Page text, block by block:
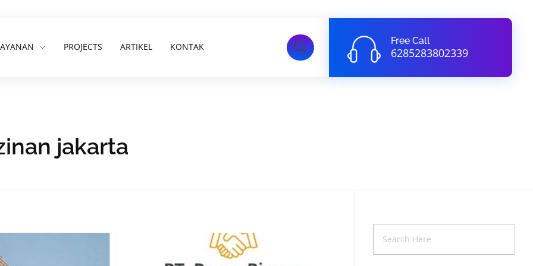
PROJECTS ARTIKEL KONTAK
Free Call
6285283802339
jakarta